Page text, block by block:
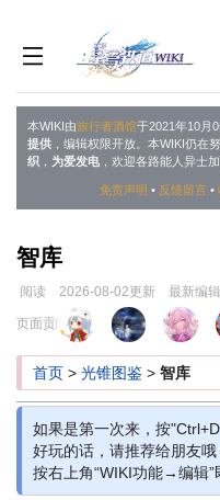
本WIKI由旅行者酒馆于2021年10月
提供 ，编辑权限开放。本WIKI仍在
织 ， 为爱发电，欢迎各路能人异士加
免责声明 • 反馈留言 •
智库
阅读 2026-08-02更新 最新编
跳
导
跳
搜
页面贡献者 :
首页 > 光锥图鉴 > 智库
如果是第一次来，按
好玩的话，请推荐给朋友
按右上角“WIKI功能→编辑”